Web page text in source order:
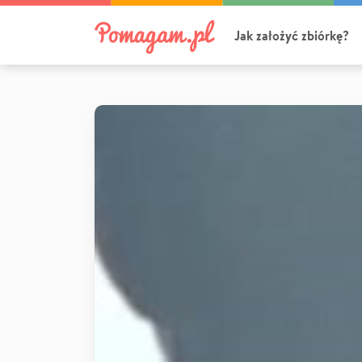
Jak założyć zbiórkę?